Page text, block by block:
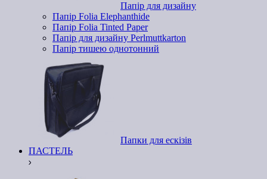
Папір для дизайну
Папір Folia Elephanthide
Папір Folia Tinted Paper
Папір для дизайну Perlmuttkarton
Папір тишею однотонний
Папки для ескізів
ПАСТЕЛЬ